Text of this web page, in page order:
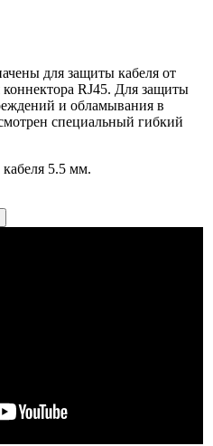
для защиты кабеля от
RJ45. Для защиты
и обламывания в
специальный гибкий
кабеля 5.5 мм.